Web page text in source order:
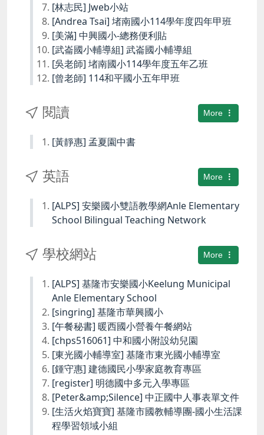
[林志民] Jweb小站
[Andrea Tsai] 堵南國小114學年度四年甲班
[美滿] 中興國小-總務便利貼
[武崙國小輔導組] 武崙國小輔導組
[吳老師] 堵南國小114學年度五年乙班
[曾老師] 114和平國小五年甲班
More
閱讀
[黃靜惠] 孟夏園中書
More
英語
[ALPS] 安樂國小雙語教學網Anle Elementary
School Bilingual Teaching Network
More
學校網站
[ALPS] 基隆市安樂國小Keelung Municipal
Anle Elementary School
[singring] 基隆市華興國小
[午餐秘書] 暖西國小營養午餐網站
[chps516061] 中和國小附設幼兒園
[東光國小輔導室] 基隆市東光國小輔導室
[鍾守惠] 建德國民小學家庭教育專區
[register] 明德國中多元入學專區
[Peter&amp;Silence] 中正國中人事表單文件
[生活火焰寶寶] 基隆市國教輔導團-國小生活課
程學習領域小組